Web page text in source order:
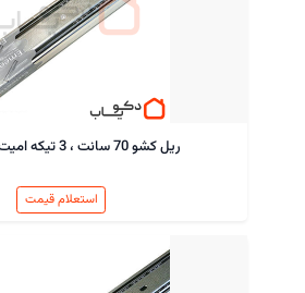
ریل کشو 70 سانت ، 3 تیکه امیت | Emeete
استعلام قیمت